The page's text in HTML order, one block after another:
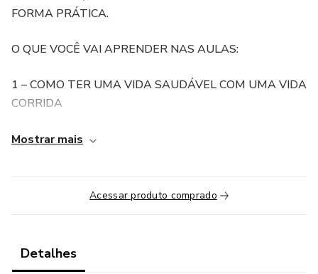
FORMA PRÁTICA.
O QUE VOCÊ VAI APRENDER NAS AULAS:
1 – COMO TER UMA VIDA SAUDÁVEL COM UMA VIDA
CORRIDA
2 – EMAGRECIMENTO SAUDÁVEL E MANTUTENÇÃO
3 – COMO TER UMA VIDA MAIS ATIVA
Mostrar mais
Acessar produto comprado
Detalhes